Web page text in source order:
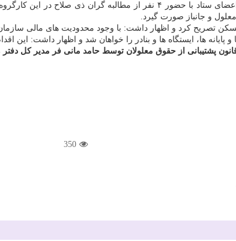
صادق تشکیل کارگروه مشترک میان وزارت راه و شهرسازی و سایر اعضای
و جانباز صورت گیرد.
تصریح کرد و اظهار داشت: با وجود محدودیت های مالی
پایانه ها، ایستگاه ها و بنادر را خواهان شد و اظهار داشت:
350